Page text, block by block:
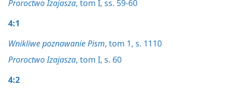
Proroctwo Izajasza, tom I, ss. 59-60
4:1
Wnikliwe poznawanie Pism, tom 1, s. 1110
Proroctwo Izajasza, tom I, s. 60
4:2